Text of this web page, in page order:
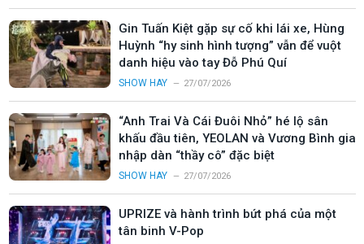
Gin Tuấn Kiệt gặp sự cố khi lái xe, Hùng
Huỳnh “hy sinh hình tượng” vẫn để vuột
danh hiệu vào tay Đỗ Phú Quí
SHOW HAY 27/07/2026
“Anh Trai Và Cái Đuôi Nhỏ” hé lộ sân
khấu đầu tiên, YEOLAN và Vương Bình gia
nhập dàn “thầy cô” đặc biệt
SHOW HAY 27/07/2026
UPRIZE và hành trình bứt phá của một
tân binh V-Pop